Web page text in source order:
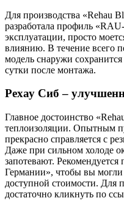
Для производства «Rehau
разработала профиль
эксплуатации, просто
влиянию. В течение всего
модель снаружи
сутки после монтажа.
Рехау Сиб –
Главное достоинство
теплоизоляции. Опытным
прекрасно справляется с
Даже при сильном холоде
запотевают.
Германии», чтобы вы
доступной стоимости. Для
достаточно кликнуть по